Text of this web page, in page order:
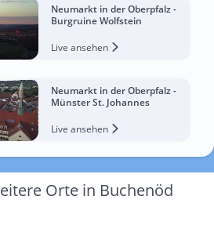
Neumarkt in der Oberpfalz -
Burgruine Wolfstein
Live ansehen
Neumarkt in der Oberpfalz -
Münster St. Johannes
Live ansehen
Orte in Buchenöd